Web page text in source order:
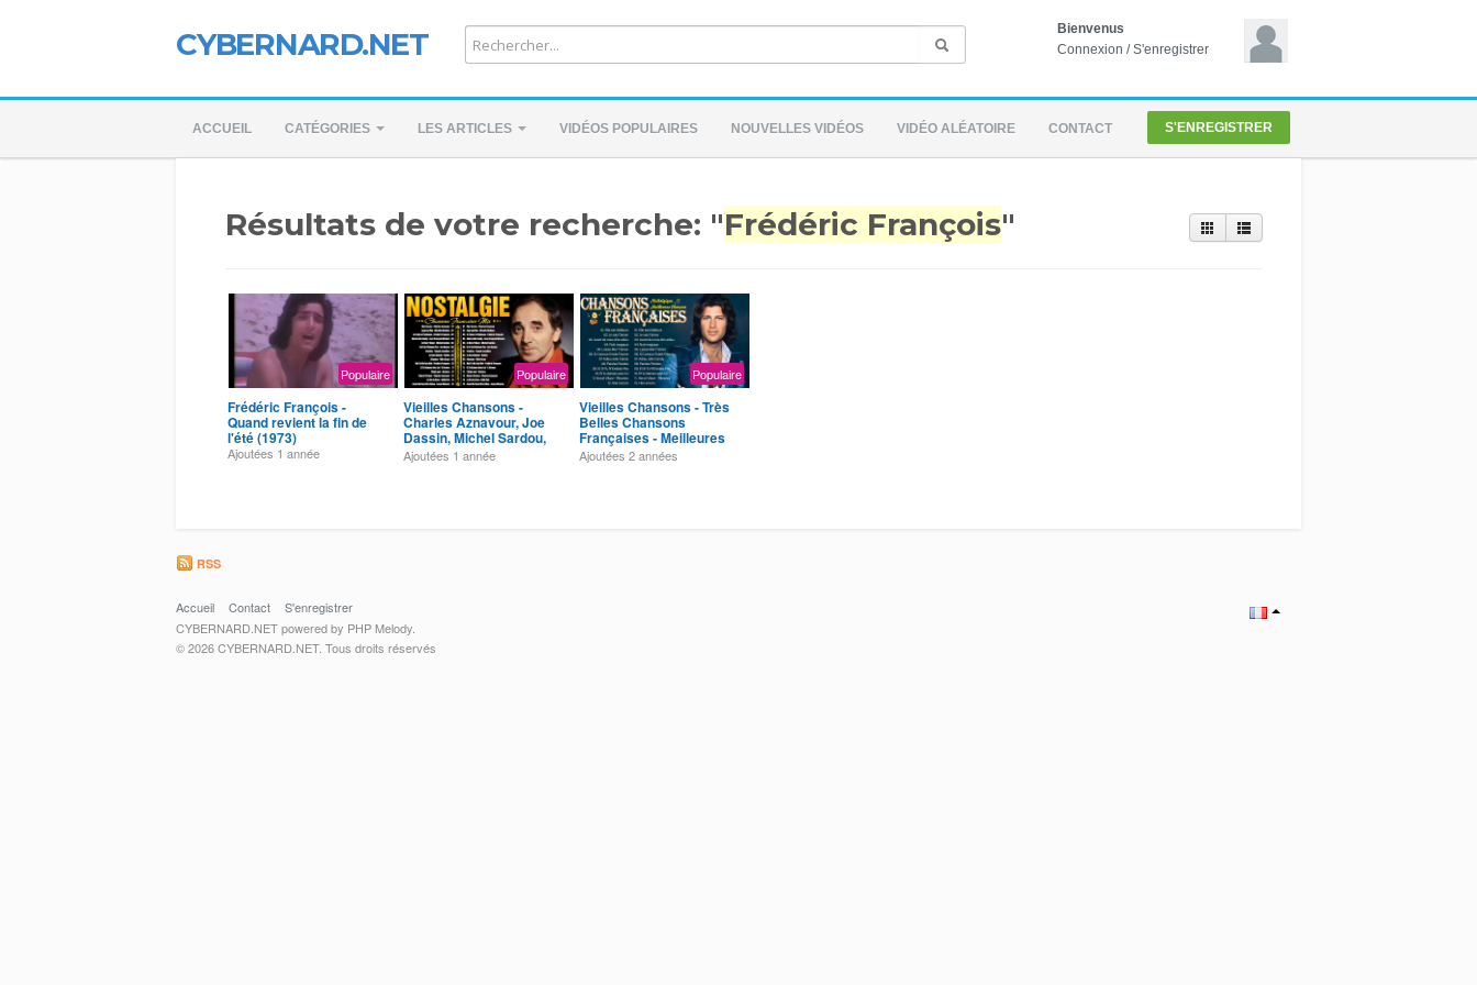
CYBERNARD.NET
Bienvenus
Connexion /S'enregistrer
ACCUEIL CATÉGORIES LES ARTICLES VIDÉOS POPULAIRES NOUVELLES VIDÉOS VIDÉO ALÉATOIRE CONTACT S'ENREGISTRER
Résultats de votre recherche: "Frédéric François"
Populaire
Frédéric François -
Quand revient la fin de
l'été (1973)
Ajoutées 1 année
Populaire
Vieilles Chansons -
Charles Aznavour, Joe
Dassin, Michel Sardou,
Frédéric François, C
Jérome, ...
Ajoutées 1 année
Populaire
Vieilles Chansons - Très
Belles Chansons
Françaises - Meilleures
Vieilles Chansons
D'amour
Ajoutées 2 années
RSS
Accueil Contact
S'enregistrer
CYBERNARD.NET powered by PHP Melody.
© 2026 CYBERNARD.NET. Tous droits réservés